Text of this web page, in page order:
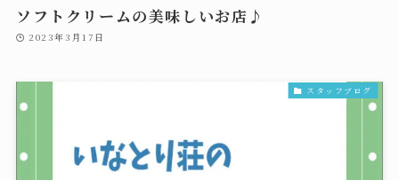
ソフトクリームの美味しいお店♪
2023年3月17日
スタッフブログ